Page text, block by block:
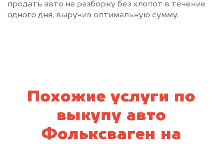
продать авто на разборку без хлопот в течение
одного дня, выручив оптимальную сумму.
Похожие услуги по
выкупу авто
Фольксваген на